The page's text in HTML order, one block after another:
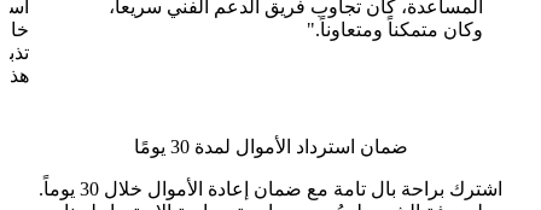
المساعدة، كان تجاوب فريق الدعم الفني سريعاً،
وكان متمكناً ومتعاوناً."
هذا
ضمان استرداد الأموال لمدة 30 يومًا
اشترك براحة بال تامة مع ضمان إعادة الأموال خلال 30 يوماً.